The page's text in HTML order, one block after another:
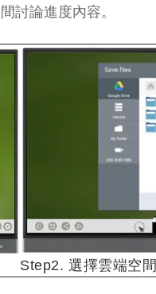
討論進度內容。
Step2. 選擇雲端空間